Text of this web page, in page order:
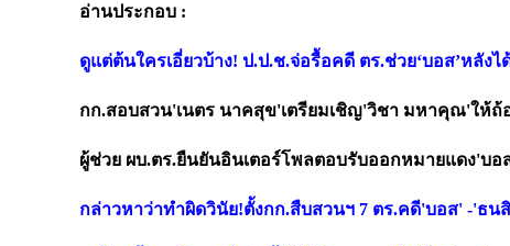
อ่านประกอบ :
ดูแต่ต้นใครเอี่ยวบ้าง! ป.ป.ช.จ่อรื้อคดี ตร.ช่วย‘บอส’หลังไ
กก.สอบสวน'เนตร นาคสุข'เตรียมเชิญ'วิชา มหาคุณ'ให้ถ้
ผู้ช่วย ผบ.ตร.ยืนยันอินเตอร์โพลตอบรับออกหมายแดง'บอ
กล่าวหาว่าทำผิดวินัย!ตั้งกก.สืบสวนฯ 7 ตร.คดี'บอส' -'ธน